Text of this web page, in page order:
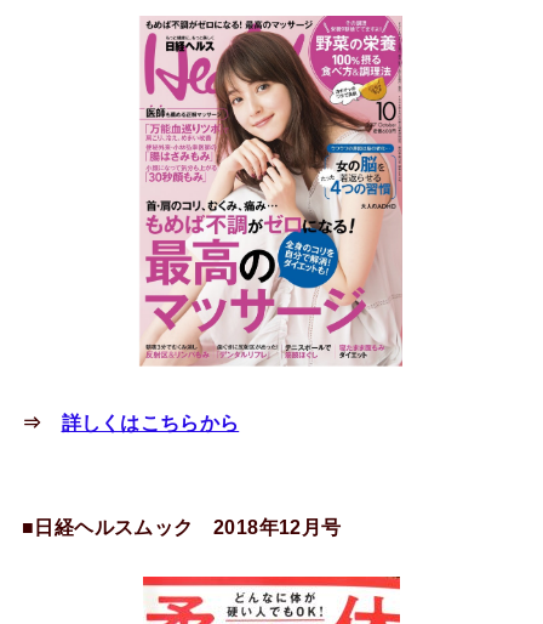
⇒ 詳しくはこちらから
■日経ヘルスムック 2018年12月号